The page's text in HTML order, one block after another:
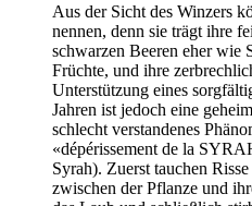
Aus der Sicht des Winzers
nennen, denn sie trägt ihre
schwarzen Beeren eher wie
Früchte, und ihre
Unterstützung eines
Jahren ist jedoch eine
schlecht verstandenes
«dépérissement de la
Syrah). Zuerst tauchen
zwischen der Pflanze und